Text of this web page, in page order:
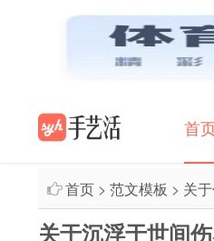
首
首页 > 范文模板 > 关
关于沉浮于世间